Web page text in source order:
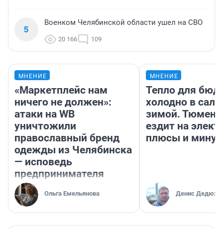
5
Военком Челябинской области ушел на СВО
20 166 109
МНЕНИЕ
«Маркетплейс нам
ничего не должен»:
атаки на WB
уничтожили
православный бренд
одежды из Челябинска
— исповедь
предпринимателя
Ольга Емельянова
МНЕНИЕ
Тепло для
холодно в
зимой.
ездит на
плюсы и
Денис